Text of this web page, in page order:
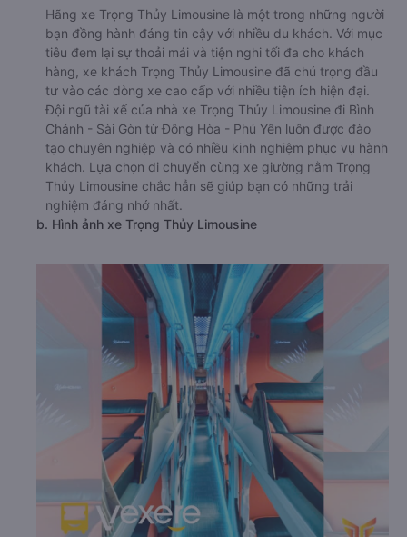
Hãng xe Trọng Thủy Limousine là một trong những người
bạn đồng hành đáng tin cậy với nhiều du khách. Với mục
tiêu đem lại sự thoải mái và tiện nghi tối đa cho khách
hàng, xe khách Trọng Thủy Limousine đã chú trọng đầu
tư vào các dòng xe cao cấp với nhiều tiện ích hiện đại.
Đội ngũ tài xế của nhà xe Trọng Thủy Limousine đi Bình
Chánh - Sài Gòn từ Đông Hòa - Phú Yên luôn được đào
tạo chuyên nghiệp và có nhiều kinh nghiệm phục vụ hành
khách. Lựa chọn di chuyển cùng xe giường nằm Trọng
Thủy Limousine chắc hẳn sẽ giúp bạn có những trải
nghiệm đáng nhớ nhất.
b. Hình ảnh xe Trọng Thủy Limousine